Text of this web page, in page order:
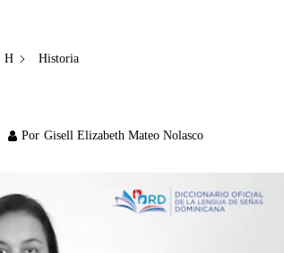
H Historia
Por Gisell Elizabeth Mateo Nolasco